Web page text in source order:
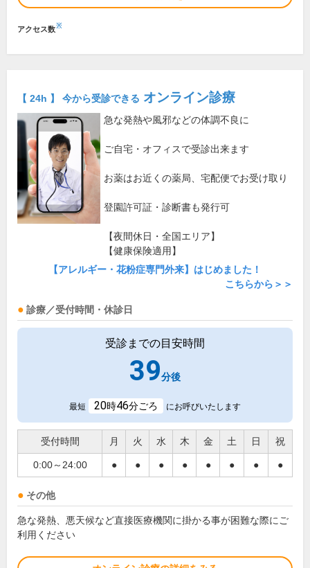
アクセス数※
【 24h 】 今から受診できる オンライン診療
急な発熱や風邪などの体調不良に
ご自宅・オフィスで受診出来ます
お薬はお近くの薬局、宅配便でお受け取り
登園許可証・診断書も発行可
【夜間休日・全国エリア】
【健康保険適用】
【アレルギー・花粉症専門外来】はじめました！
こちらから＞＞
診療／受付時間・休診日
受診までの目安時間
39分後
最短 20時46分ごろ にお呼びいたします
受付時間 月 火 水 木 金 土 日 祝
0:00～24:00 ● ● ● ● ● ● ● ●
その他
急な発熱、悪天候など直接医療機関に掛かる事が困難な際にご
利用ください